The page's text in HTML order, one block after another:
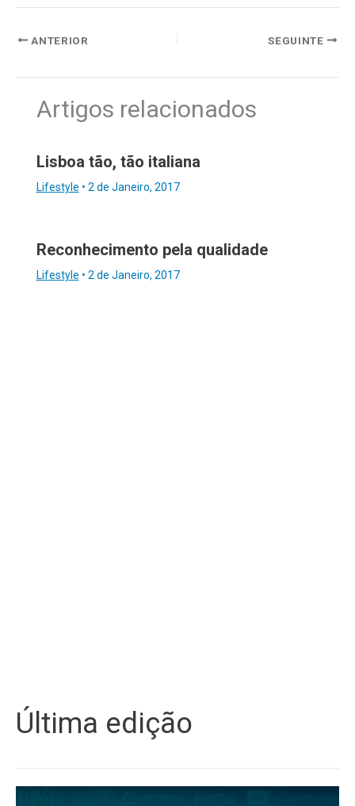
ANTERIOR SEGUINTE
Artigos relacionados
Lisboa tão, tão italiana
Lifestyle • 2 de Janeiro, 2017
Reconhecimento pela qualidade
Lifestyle • 2 de Janeiro, 2017
Última edição